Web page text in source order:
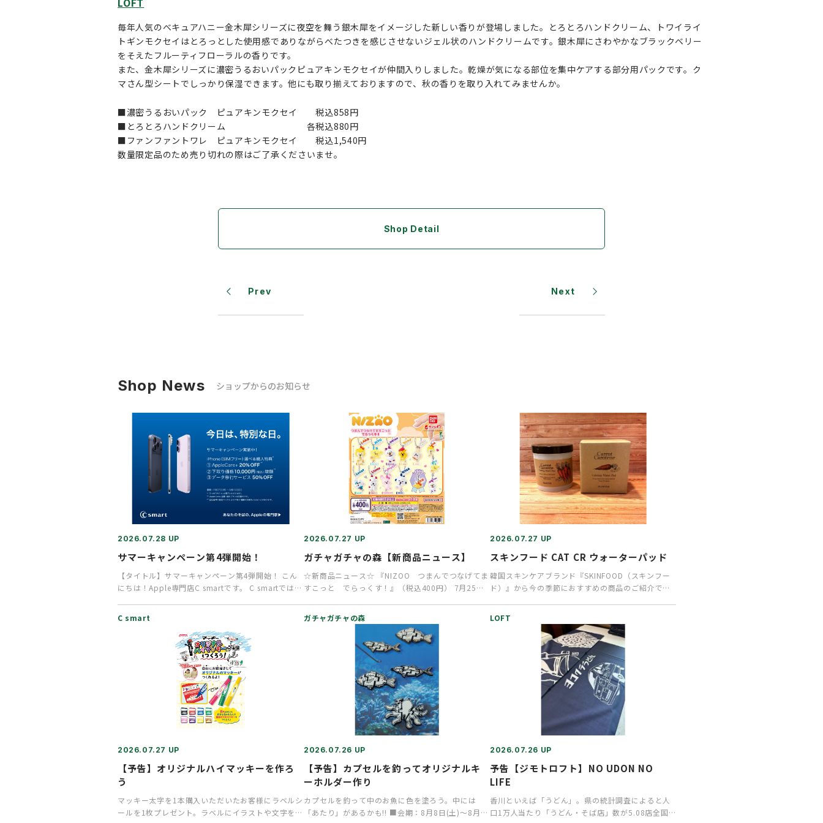
毎年人気のべキュアハニー金木犀シリーズに夜空を舞う銀木犀をイメージした新しい香りが登場しました。とろとろハンドクリーム、トワイライ
トギンモクセイはとろっとした使用感でありながらべたつきを感じさせないジェル状のハンドクリームです。銀木犀にさわやかなブラックベリー
をそえたフルーティフローラルの香りです。
また、金木犀シリーズに濃密うるおいパックピュアキンモクセイが仲間入りしました。乾燥が気になる部位を集中ケアする部分用パックです。ク
マさん型シートでしっかり保湿できます。他にも取り揃えておりますので、秋の香りを取り入れてみませんか。
■濃密うるおいパック ピュアキンモクセイ 税込858円
■とろとろハンドクリーム 各税込880円
■ファンファントワレ ピュアキンモクセイ 税込1,540円
数量限定品のため売り切れの際はご了承くださいませ。
Shop Detail
Prev Next
Shop News ショップからのお知らせ
2026.07.28 UP
サマーキャンペーン第4弾開始！
【タイトル】サマーキャンペーン第4弾開始！ こん
にちは！Apple専門店C smartです。 C smartでは現
C smart
2026.07.27 UP
ガチャガチャの森【新商品ニュース】
☆新商品ニュース☆ 『NIZOO つまんでつなげてま
すこっと でらっくす！』（税込400円） 7月25日
ガチャガチャの森
2026.07.27 UP
スキンフード CAT CR ウォーターパッド
韓国スキンケアブランド『SKINFOOD（スキンフー
ド）』から今の季節におすすめの商品のご紹介で
LOFT
2026.07.27 UP
【予告】オリジナルハイマッキーを作ろ
う
マッキー太字を1本購入いただいたお客様にラベルシ
ールを1枚プレゼント。ラベルにイラストや文字を書
2026.07.26 UP
【予告】カプセルを釣ってオリジナルキ
ーホルダー作り
カプセルを釣って中のお魚に色を塗ろう。中には
「あたり」があるかも!! ■会期：8月8日(土)～8月9
2026.07.26 UP
予告【ジモトロフト】NO UDON NO
LIFE
香川といえば「うどん」。県の統計調査によると人
口1万人当たり「うどん・そば店」数が5.08店全国